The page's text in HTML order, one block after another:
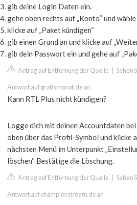
gib deine Login Daten ein.
gehe oben rechts auf „Konto“ und wähle
klicke auf „Paket kündigen“
gib einen Grund an und klicke auf
gib dein Passwort ein und gehe auf
Antrag auf Entfernung der Quelle Sehen
Antwort auf gratismonat.de an
Kann RTL Plus nicht kündigen?
Logge dich mit deinen Accountdaten
oben über das Profil-Symbol und klicke
nächsten Menü im Unterpunkt
löschen“ Bestätige die Löschung.
Antrag auf Entfernung der Quelle Sehen
Antwort auf championstream.de an